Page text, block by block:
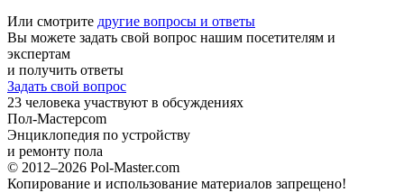
Или смотрите другие вопросы и ответы
Вы можете задать свой вопрос нашим посетителям и
экспертам
и получить ответы
Задать свой вопрос
23 человека участвуют в обсуждениях
Пол-Мастерcom
Энциклопедия по устройству
и ремонту пола
© 2012–2026 Pol-Master.com
Копирование и использование материалов запрещено!